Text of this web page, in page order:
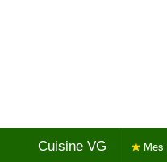
Cuisine VG Mes